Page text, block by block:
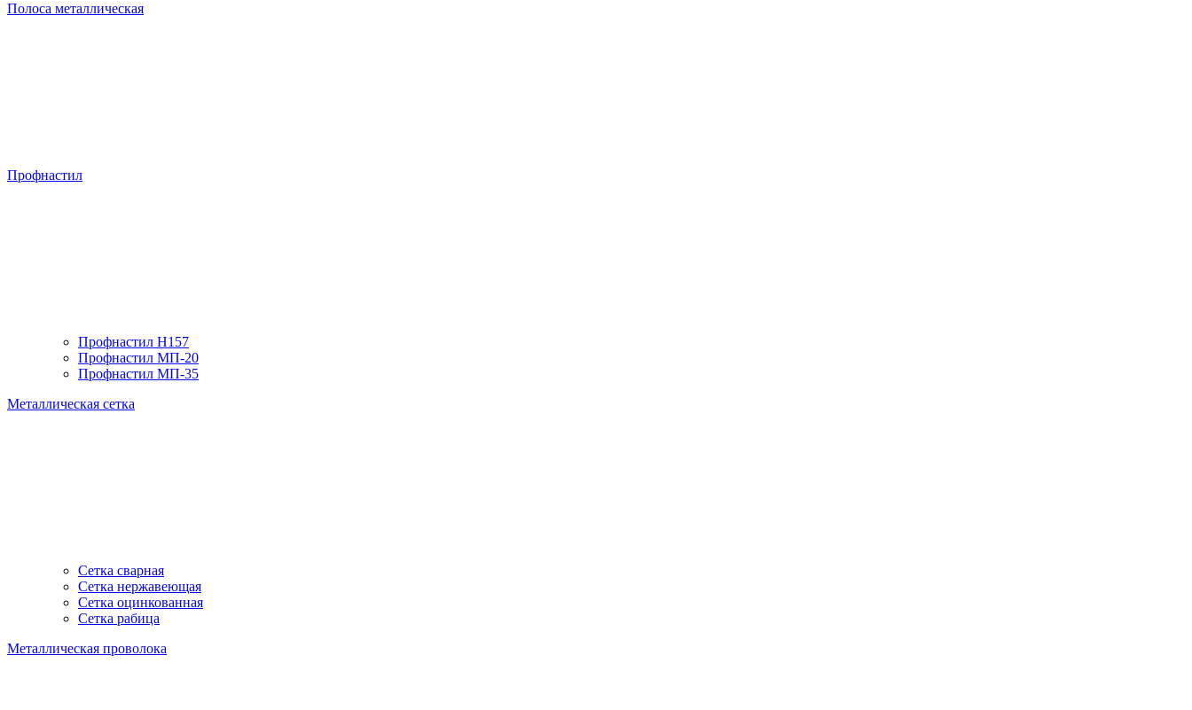
Полоса металлическая
Профнастил
Профнастил H157
Профнастил МП-20
Профнастил МП-35
Металлическая сетка
Сетка сварная
Сетка нержавеющая
Сетка оцинкованная
Сетка рабица
Металлическая проволока